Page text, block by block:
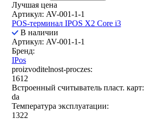
Лучшая цена
Артикул: AV-001-1-1
POS-терминал IPOS X2 Core i3
В наличии
Артикул: AV-001-1-1
Бренд:
IPos
proizvoditelnost-proczes:
1612
Встроенный считыватель пласт. карт:
da
Температура эксплуатации:
1322